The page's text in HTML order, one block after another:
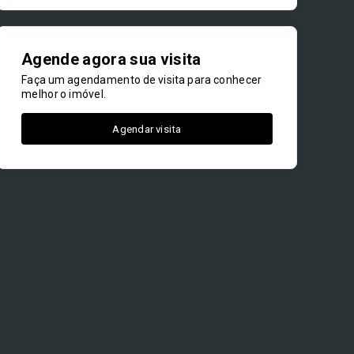
Agende agora sua visita
Faça um agendamento de visita para conhecer
melhor o imóvel.
Agendar visita